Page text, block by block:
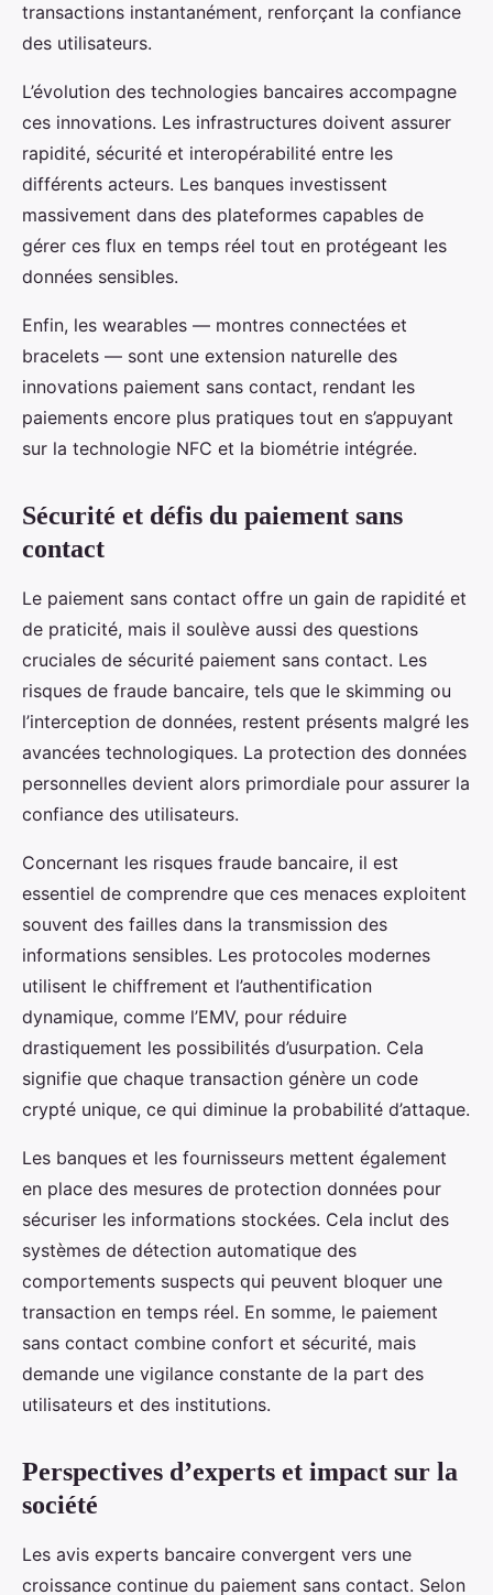
transactions instantanément, renforçant la confiance
des utilisateurs.
L’évolution des technologies bancaires accompagne
ces innovations. Les infrastructures doivent assurer
rapidité, sécurité et interopérabilité entre les
différents acteurs. Les banques investissent
massivement dans des plateformes capables de
gérer ces flux en temps réel tout en protégeant les
données sensibles.
Enfin, les wearables — montres connectées et
bracelets — sont une extension naturelle des
innovations paiement sans contact, rendant les
paiements encore plus pratiques tout en s’appuyant
sur la technologie NFC et la biométrie intégrée.
Sécurité et défis du paiement sans
contact
Le paiement sans contact offre un gain de rapidité et
de praticité, mais il soulève aussi des questions
cruciales de sécurité paiement sans contact. Les
risques de fraude bancaire, tels que le skimming ou
l’interception de données, restent présents malgré les
avancées technologiques. La protection des données
personnelles devient alors primordiale pour assurer la
confiance des utilisateurs.
Concernant les risques fraude bancaire, il est
essentiel de comprendre que ces menaces exploitent
souvent des failles dans la transmission des
informations sensibles. Les protocoles modernes
utilisent le chiffrement et l’authentification
dynamique, comme l’EMV, pour réduire
drastiquement les possibilités d’usurpation. Cela
signifie que chaque transaction génère un code
crypté unique, ce qui diminue la probabilité d’attaque.
Les banques et les fournisseurs mettent également
en place des mesures de protection données pour
sécuriser les informations stockées. Cela inclut des
systèmes de détection automatique des
comportements suspects qui peuvent bloquer une
transaction en temps réel. En somme, le paiement
sans contact combine confort et sécurité, mais
demande une vigilance constante de la part des
utilisateurs et des institutions.
Perspectives d’experts et impact sur la
société
Les avis experts bancaire convergent vers une
croissance continue du paiement sans contact. Selon